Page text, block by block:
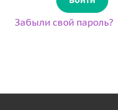
Забыли свой пароль?